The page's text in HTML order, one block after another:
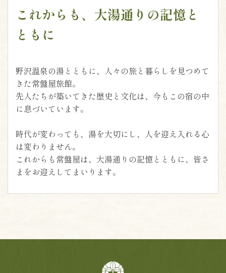
これからも、大湯通りの記憶と
ともに
野沢温泉の湯とともに、人々の旅と暮らしを見つめて
きた常盤屋旅館。
先人たちが築いてきた歴史と文化は、今もこの宿の中
に息づいています。
時代が変わっても、湯を大切にし、人を迎え入れる心
は変わりません。
これからも常盤屋は、大湯通りの記憶とともに、皆さ
まをお迎えしてまいります。